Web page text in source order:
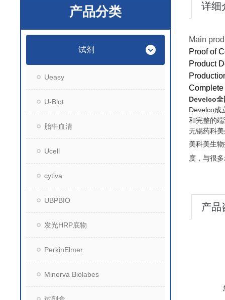
产品分类
试剂
Ueasy
U-Blot
胎牛血清
Ucell
cytiva
UBPBIO
发光HRP底物
PerkinElmer
Minerva Biolabes
详细
Main
Proof of
Product
Develco全
Develco成
和完整的
无锡药科
美科美生
度，与很多
产品